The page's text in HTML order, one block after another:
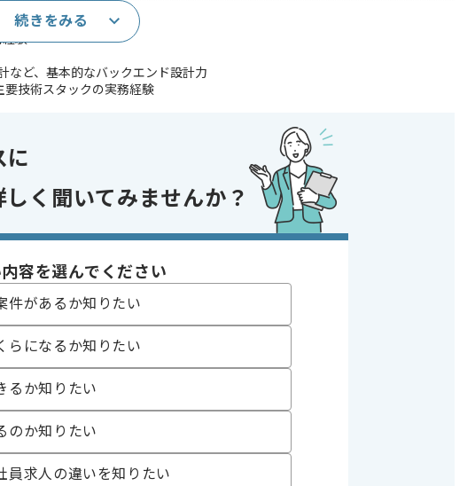
経験
など、基本的なバックエンド設計力
技術スタックの実務経験
フォーマンス・コスト・運用)を意識した設計経験
業での0→1 / 1→10フェーズの開発経験
登壇・社内技術共有などのアウトプット経験
会員機能などWebサービス共通領域の開発経験
し込み可能なケースもございます！まずはお気軽にご相談ください！
活躍中 , 長期プロジェクト
います。
続きをみる
に
しく聞いてみませんか？
容を選んでください
件があるか知りたい
らになるか知りたい
るか知りたい
のか知りたい
員求人の違いを知りたい